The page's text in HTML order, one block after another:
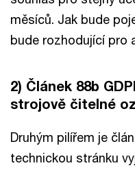
měsíců. Jak bude
bude rozhodující pro
2) Článek 88b
strojově čitelné
Druhým pilířem je
technickou stránku